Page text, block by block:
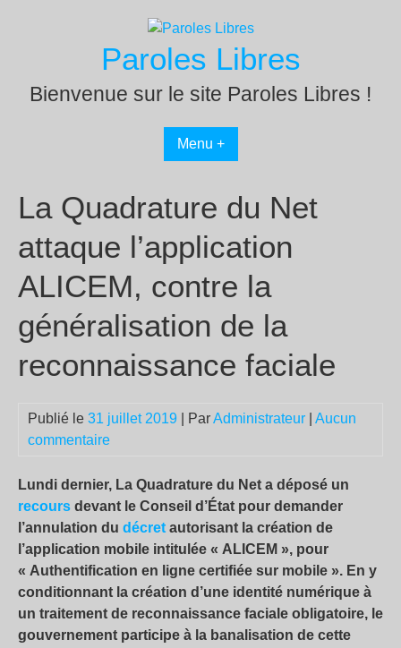
Paroles Libres
Bienvenue sur le site Paroles Libres !
Menu +
La Quadrature du Net
attaque l’application
ALICEM, contre la
généralisation de la
reconnaissance faciale
Publié le 31 juillet 2019 | ParAdministrateur
Aucun
commentaire
Lundi dernier, La Quadrature du Net a déposé un
recours devant le Conseil d’État pour demander
l’annulation du décret autorisant la création de
l’application mobile intitulée « ALICEM », pour
« Authentification en ligne certifiée sur mobile ». En y
conditionnant la création d’une identité numérique à
un traitement de reconnaissance faciale obligatoire, le
gouvernement participe à la banalisation de cette